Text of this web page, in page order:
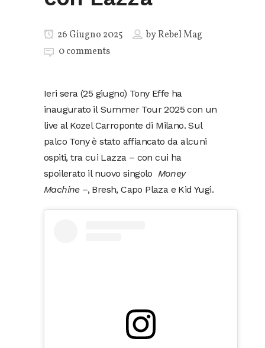
26 Giugno 2025 byRebel Mag
0 comments
Ieri sera (25 giugno) Tony Effe ha
inaugurato il Summer Tour 2025 con un
live al Kozel Carroponte di Milano. Sul
palco Tony è stato affiancato da alcuni
ospiti, tra cui Lazza – con cui ha
spoilerato il nuovo singolo Money
Machine –, Bresh, Capo Plaza e Kid Yugi.